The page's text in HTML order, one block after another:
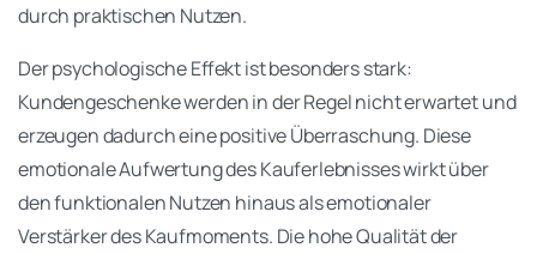
durch praktischen Nutzen.
Der psychologische Effekt ist besonders stark:
Kundengeschenke werden in der Regel nicht erwartet und
erzeugen dadurch eine positive Überraschung. Diese
emotionale Aufwertung des Kauferlebnisses wirkt über
den funktionalen Nutzen hinaus als emotionaler
Verstärker des Kaufmoments. Die hohe Qualität der